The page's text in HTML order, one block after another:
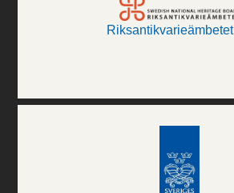
Riksantikvarieämbetet